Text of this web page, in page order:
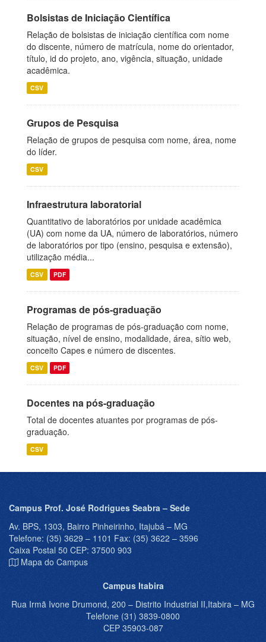
Bolsistas de Iniciação Científica
Relação de bolsistas de iniciação científica com nome
do discente, número de matrícula, nome do orientador,
título, id do projeto, ano, vigência, situação, unidade
acadêmica.
CSV
Grupos de Pesquisa
Relação de grupos de pesquisa com nome, área, nome
do líder.
CSV
Infraestrutura laboratorial
Quantitativo de laboratórios por unidade acadêmica
(UA) com nome da UA, número de laboratórios, número
de laboratórios por tipo (ensino, pesquisa e extensão),
utilização média...
CSV PDF
Programas de pós-graduação
Relação de programas de pós-graduação com nome,
situação, nível de ensino, modalidade, área, sítio web,
conceito Capes e número de discentes.
CSV PDF
Docentes na pós-graduação
Total de docentes atuantes por programas de pós-
graduação.
CSV
Campus Prof. José Rodrigues Seabra – Sede
Av. BPS, 1303, Bairro Pinheirinho, Itajubá – MG
Telefone: (35) 3629 – 1101 Fax: (35) 3622 – 3596
Caixa Postal 50 CEP: 37500 903
Mapa do Campus
Campus Itabira
Rua Irmã Ivone Drumond, 200 – Distrito Industrial II,Itabira – MG
Telefone (31) 3839-0800
CEP 35903-087